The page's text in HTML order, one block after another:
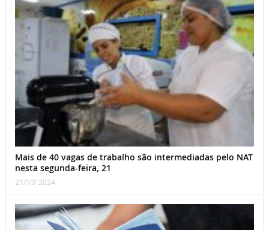
Mais de 40 vagas de trabalho são intermediadas pelo NAT
nesta segunda-feira, 21
21/10/ 2024